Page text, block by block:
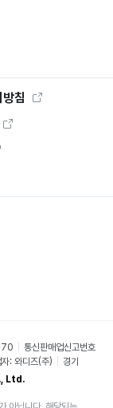
침
통신판매업신고번호
: 와디즈(주)
경기
Ltd.